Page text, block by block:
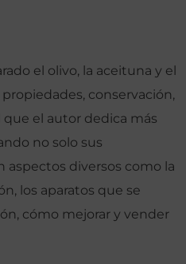
el olivo, la aceituna y el
conservación,
que el autor dedica más
no solo sus
diversos como la
los aparatos que se
cómo mejorar y vender